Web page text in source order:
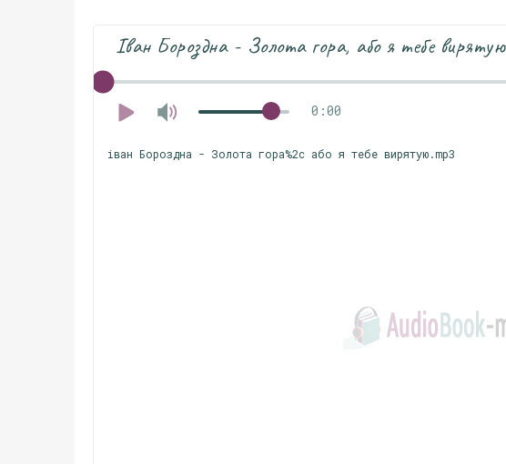
Іван Бороздна - Золота гора, або я тебе вирятую
0:00
іван Бороздна - Золота гора%2c або я тебе вирятую.mp3